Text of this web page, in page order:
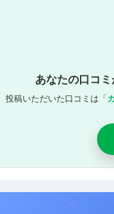
あなたの口コ
投稿いただいた口コミは「